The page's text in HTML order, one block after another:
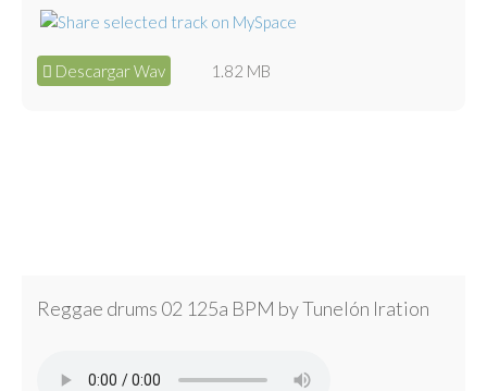
Descargar Wav 1.82 MB
Reggae drums 02 125a BPM by Tunelón Iration